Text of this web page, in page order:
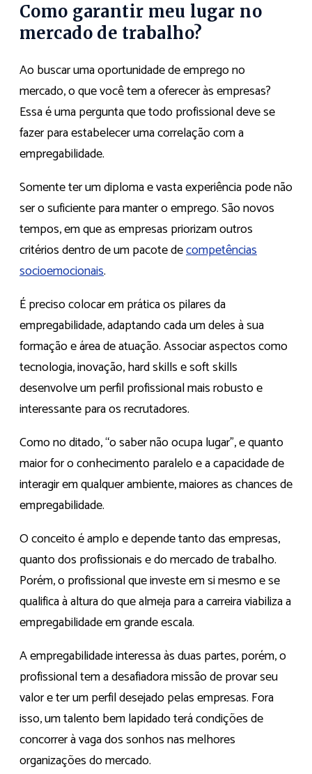
Como garantir meu lugar no
mercado de trabalho?
Ao buscar uma oportunidade de emprego no
mercado, o que você tem a oferecer às empresas?
Essa é uma pergunta que todo profissional deve se
fazer para estabelecer uma correlação com a
empregabilidade.
Somente ter um diploma e vasta experiência pode não
ser o suficiente para manter o emprego. São novos
tempos, em que as empresas priorizam outros
critérios dentro de um pacote decompetências
socioemocionais.
É preciso colocar em prática os pilares da
empregabilidade, adaptando cada um deles à sua
formação e área de atuação. Associar aspectos como
tecnologia, inovação, hard skills e soft skills
desenvolve um perfil profissional mais robusto e
interessante para os recrutadores.
Como no ditado, “o saber não ocupa lugar”, e quanto
maior for o conhecimento paralelo e a capacidade de
interagir em qualquer ambiente, maiores as chances de
empregabilidade.
O conceito é amplo e depende tanto das empresas,
quanto dos profissionais e do mercado de trabalho.
Porém, o profissional que investe em si mesmo e se
qualifica à altura do que almeja para a carreira viabiliza a
empregabilidade em grande escala.
A empregabilidade interessa às duas partes, porém, o
profissional tem a desafiadora missão de provar seu
valor e ter um perfil desejado pelas empresas. Fora
isso, um talento bem lapidado terá condições de
concorrer à vaga dos sonhos nas melhores
organizações do mercado.